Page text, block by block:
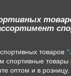
товаров
спортивные товары
оптом и в